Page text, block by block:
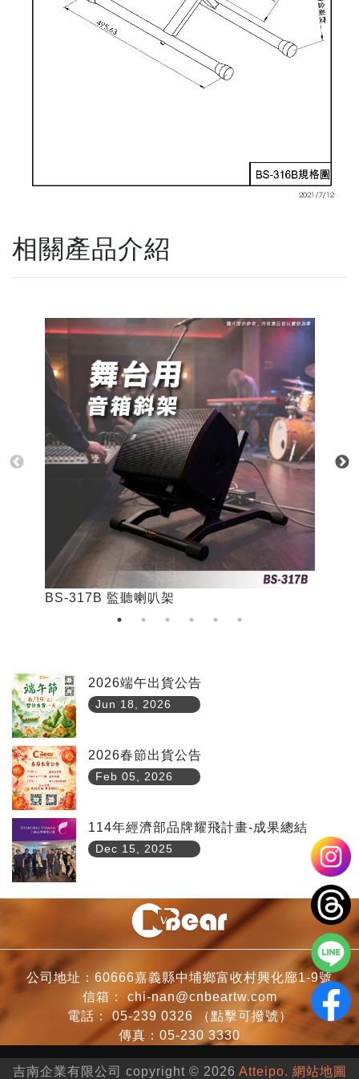
相關產品介紹
BS-317B 監聽喇叭架
2026端午出貨公告
Jun 18, 2026
2026春節出貨公告
Feb 05, 2026
114年經濟部品牌耀飛計畫-成果總結
Dec 15, 2025
公司地址：60666嘉義縣中埔鄉富收村興化廍1-9號
信箱： chi-nan@cnbeartw.com
電話：05-239 0326
（點擊可撥號）
傳真：05-230 3330
吉南企業有限公司 copyright © 2026 Atteipo. 網站地圖